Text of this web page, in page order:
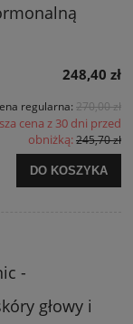
248,40 zł
regularna: 270,00 zł
cena z 30 dni przed
obniżką:245,70 zł
DO KOSZYKA
-
głowy i